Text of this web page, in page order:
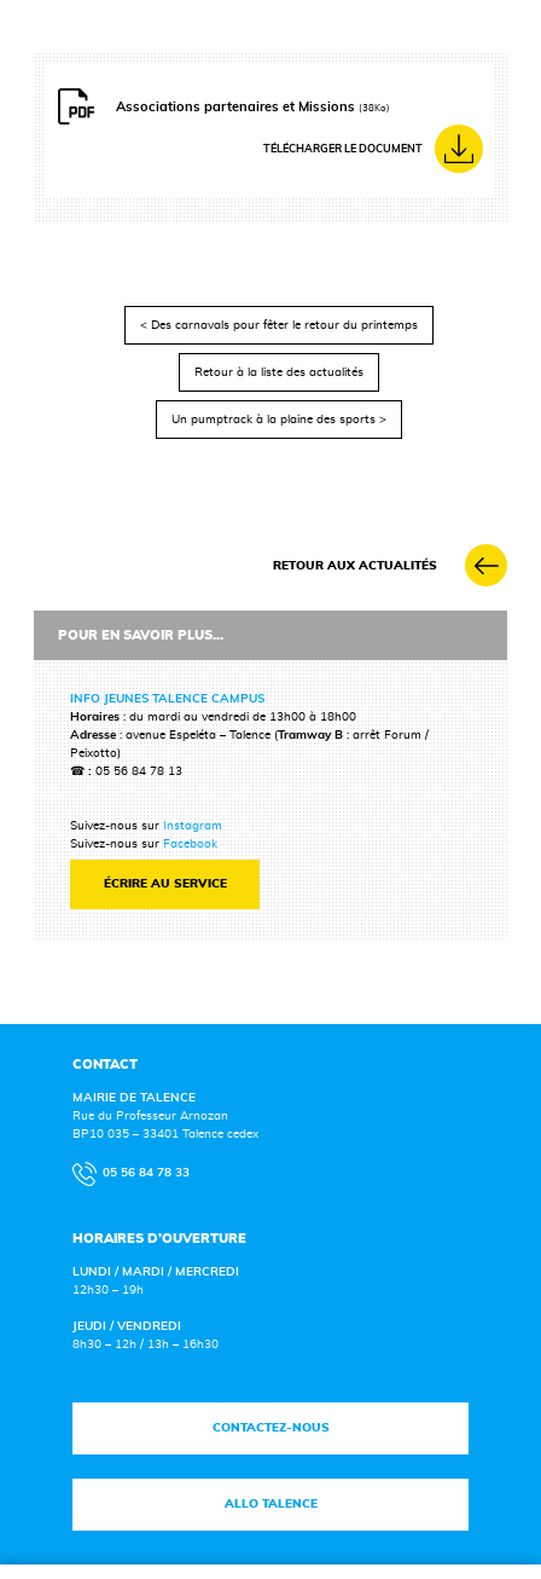
Associations partenaires et Missions(38Ko)
TÉLÉCHARGER LE DOCUMENT
< Des carnavals pour fêter le retour du printemps
Retour à la liste des actualités
Un pumptrack à la plaine des sports >
RETOUR AUX ACTUALITÉS
POUR EN SAVOIR PLUS...
INFO JEUNES TALENCE CAMPUS
Horaires : du mardi au vendredi de 13h00 à 18h00
Adresse : avenue Espeléta – Talence (Tramway B: arrêt Forum /
Peixotto)
☎ : 05 56 84 78 13
Suivez-nous sur Instagram
Suivez-nous surFacebook
ÉCRIRE AU SERVICE
CONTACT
MAIRIE DE TALENCE
Rue du Professeur Arnozan
BP10 035 – 33401 Talence cedex
05 56 84 78 33
HORAIRES D’OUVERTURE
LUNDI / MARDI / MERCREDI
12h30 – 19h
JEUDI / VENDREDI
8h30 – 12h / 13h – 16h30
CONTACTEZ-NOUS
ALLO TALENCE